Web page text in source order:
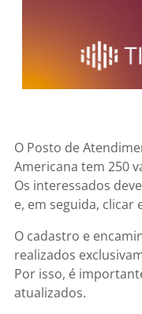
O Posto de
Americana tem 250
Os interessados
e, em seguida, clicar
O cadastro e
realizados
Por isso, é
atualizados.